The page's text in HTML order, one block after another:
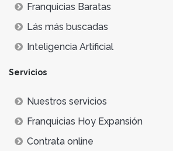
Franquicias Baratas
Lás más buscadas
Inteligencia Artificial
Servicios
Nuestros servicios
Franquicias Hoy Expansión
Contrata online